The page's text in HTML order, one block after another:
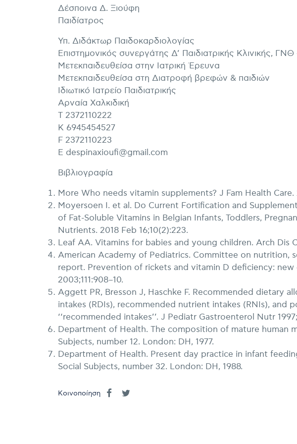
Δέσποινα Δ. Ξιούφη
Παιδίατρος
Υπ. Διδάκτωρ Παιδοκαρδιολογίας
Επιστημονικός συνεργάτης Δ’ Παιδιατρικής Κλινικής,
Μετεκπαιδευθείσα στην Ιατρική Έρευνα
Μετεκπαιδευθείσα στη Διατροφή βρεφών & παιδιών
Ιδιωτικό Ιατρείο Παιδιατρικής
Αρναία Χαλκιδική
Τ 2372110222
Κ 6945454527
F 2372110223
E despinaxioufi@gmail.com
Βιβλιογραφία
More Who needs vitamin supplements? J Fam Health Care.
Moyersoen I. et al. Do Current Fortification and
of Fat-Soluble Vitamins in Belgian Infants, Toddlers,
Nutrients. 2018 Feb 16;10(2):223.
Leaf ΑΑ. Vitamins for babies and young children. Arch Dis
American Academy of Pediatrics. Committee on nutrition,
report. Prevention of rickets and vitamin D deficiency:
2003;111:908–10.
Aggett PR, Bresson J, Haschke F. Recommended dietary
intakes (RDIs), recommended nutrient intakes (RNIs), and
‘‘recommended intakes’’. J Pediatr Gastroenterol Nutr
Department of Health. The composition of mature human
Subjects, number 12. London: DH, 1977.
Department of Health. Present day practice in infant
Social Subjects, number 32. London: DH, 1988.
Κοινοποίηση